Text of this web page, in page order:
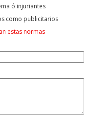
ó injuriantes
como publicitarios
estas normas